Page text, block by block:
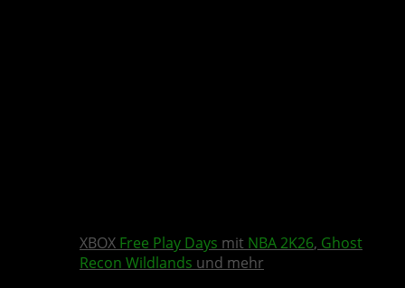
XBOX Free Play Days mit NBA 2K26, Ghost
Recon Wildlands und mehr